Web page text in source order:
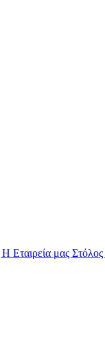
Η Εταιρεία μας Στόλος